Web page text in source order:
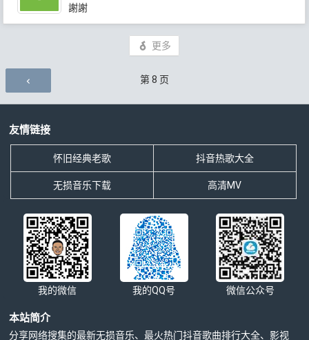
謝謝
更多
评论导航 第8 页
友情链接
怀旧经典老歌 抖音热歌大全
无损音乐下载 高清MV
我的微信 我的QQ号 微信公众号
本站简介
分享网络搜集的最新无损音乐、最火热门抖音歌曲排行大全、影视